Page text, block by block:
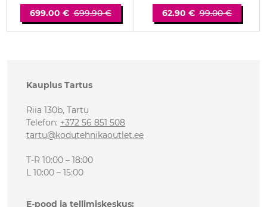
699.00 € 699.90 €
62.90 € 99.00 €
Kauplus Tartus
Riia 130b, Tartu
Telefon: +372 56 851 508
tartu@kodutehnikaoutlet.ee
T-R 10:00 – 18:00
L 10:00 – 15:00
E-pood ja tellimiskeskus: